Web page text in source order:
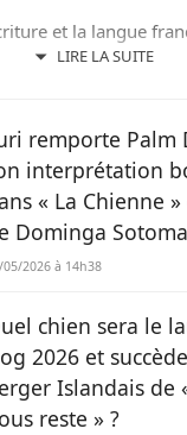
LIRE LA SUITE
et la langue
avec les mots et les
remporte Palm
interprétation
« La Chienne »
Dominga
05/2026 à 14h38
chien sera le
2026 et
Islandais de
reste » ?